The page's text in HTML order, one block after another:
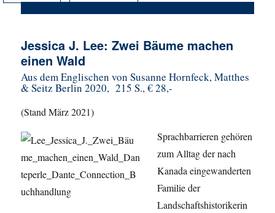
Jessica J. Lee: Zwei Bäume machen
einen Wald
Aus dem Englischen von Susanne Hornfeck, Matthes
& Seitz Berlin 2020, 215 S., € 28,-
(Stand März 2021)
Sprachbarrieren gehören
zum Alltag der nach
Kanada eingewanderten
Familie der
Landschaftshistorikerin